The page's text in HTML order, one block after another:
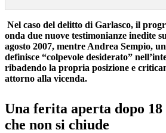
Nel caso del delitto di Garlasco, il
onda due nuove testimonianze inedite
agosto 2007, mentre Andrea Sempio,
definisce “colpevole desiderato”
ribadendo la propria posizione e
attorno alla vicenda.
Una ferita aperta dopo
che non si chiude